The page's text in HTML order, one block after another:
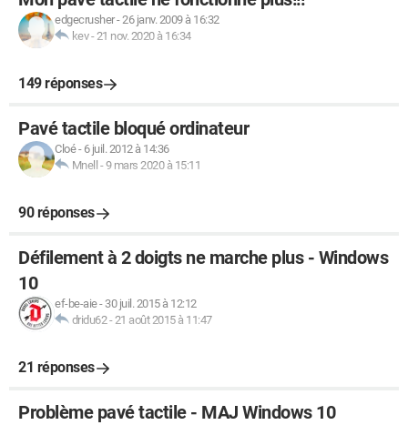
edgecrusher-26 janv. 2009 à 16:32
kev-21 nov. 2020 à 16:34
149 réponses
Pavé tactile bloqué ordinateur
Cloé- 6 juil. 2012 à 14:36
Mnell -9 mars 2020 à 15:11
90 réponses
Défilement à 2 doigts ne marche plus - Windows
10
ef-be-aie- 30 juil. 2015 à 12:12
dridu62-21 août 2015 à 11:47
21 réponses
Problème pavé tactile - MAJ Windows 10